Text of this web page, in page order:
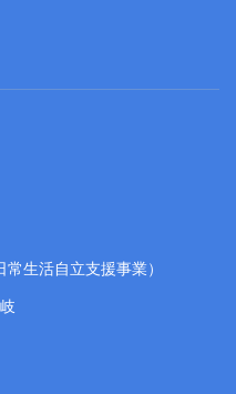
生活自立支援事業）